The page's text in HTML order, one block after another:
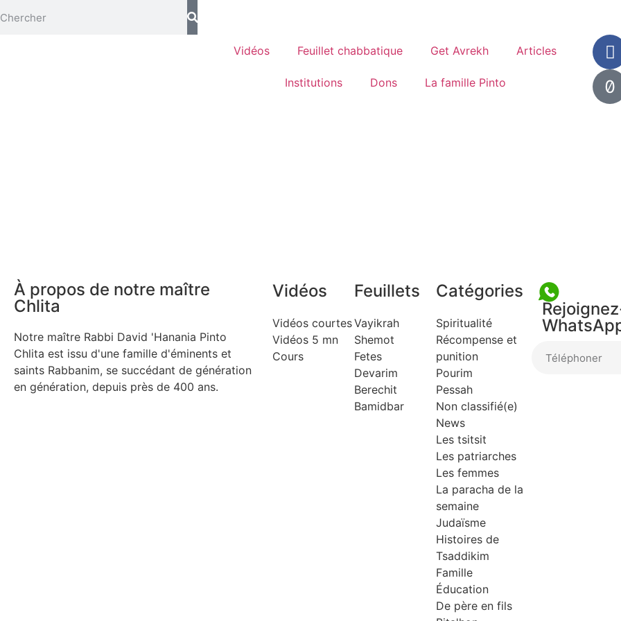
Vidéos Feuillet chabbatique Get Avrekh Articles
Institutions Dons La famille Pinto
À propos de notre maître
Chlita
Notre maître Rabbi David 'Hanania Pinto
Chlita est issu d'une famille d'éminents et
saints Rabbanim, se succédant de génération
en génération, depuis près de 400 ans.
Vidéos
Vidéos courtes
Vidéos 5 mn
Cours
Feuillets
Vayikrah
Shemot
Fetes
Devarim
Berechit
Bamidbar
Catégories
Spiritualité
Récompense et
punition
Pourim
Pessah
Non classifié(e)
News
Les tsitsit
Les patriarches
Les femmes
La paracha de la
semaine
Judaïsme
Histoires de
Tsaddikim
Famille
Éducation
De père en fils